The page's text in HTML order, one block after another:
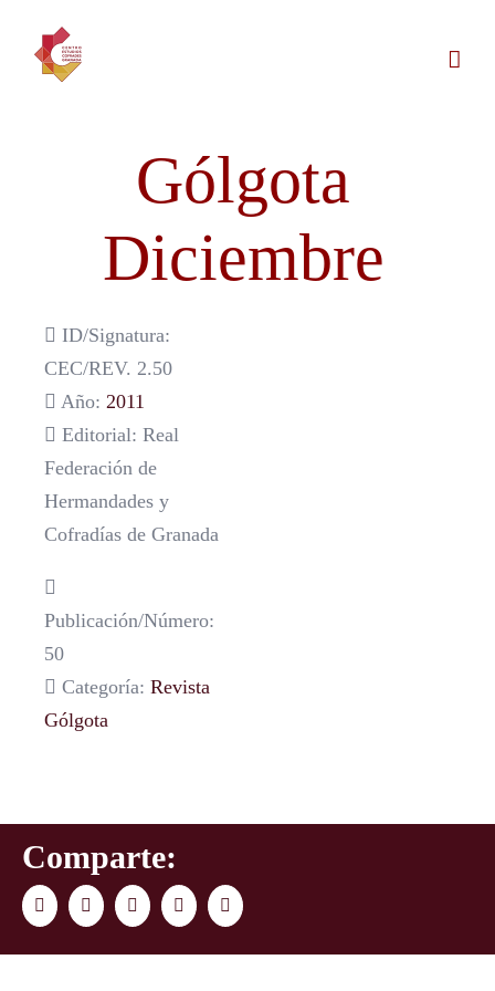
contenido
Gólgota
Diciembre
ID/Signatura:
CEC/REV. 2.50
Año: 2011
Editorial: Real
Federación de
Hermandades y
Cofradías de Granada
Publicación/Número:
50
Categoría: Revista
Gólgota
Comparte:
FacebookTwitter LinkedInWhatsAppCorreo
electrónico